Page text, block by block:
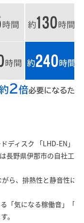
ディスク 「LHD-EN」シ
長野県伊那市の自社工
ら、排熱性と静音性に
「気になる稼働音」「
。